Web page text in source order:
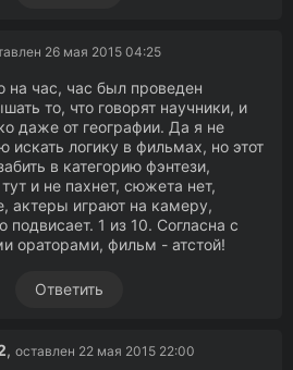
26 мая 2015 04:25
на час, час был проведен
то, что говорят научники, и
даже от географии. Да я не
искать логику в фильмах, но этот
в категорию фэнтези,
и не пахнет, сюжета нет,
актеры играют на камеру,
подвисает. 1 из 10. Согласна с
ораторами, фильм - атстой!
Ответить
, оставлен 22 мая 2015 22:00